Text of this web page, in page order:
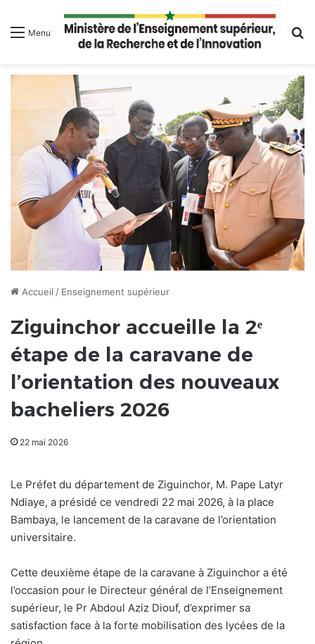
Menu
Accueil / Enseignement supérieur
Ziguinchor accueille la 2ᵉ
étape de la caravane de
l’orientation des nouveaux
bacheliers 2026
22 mai 2026
Le Préfet du département de Ziguinchor, M. Pape Latyr
Ndiaye, a présidé ce vendredi 22 mai 2026, à la place
Bambaya, le lancement de la caravane de l’orientation
universitaire.
Cette deuxième étape de la caravane à Ziguinchor a été
l’occasion pour le Directeur général de l’Enseignement
supérieur, le Pr Abdoul Aziz Diouf, d’exprimer sa
satisfaction face à la forte mobilisation des lycées de la